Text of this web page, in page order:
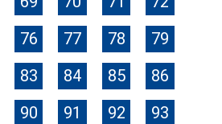
76 77 78
79
83 84 85
86
90 91 92
93